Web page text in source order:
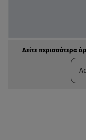
Δείτε περισσότερα